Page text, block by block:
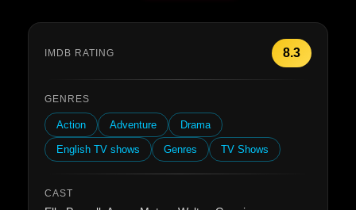
IMDB RATING 8.3
GENRES
Action Adventure Drama
English TV shows Genres TV Shows
CAST